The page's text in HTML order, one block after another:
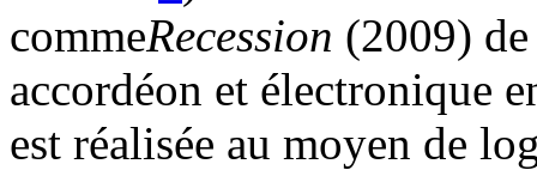
commeRecession (2009)
accordéon et électronique
est réalisée au moyen de